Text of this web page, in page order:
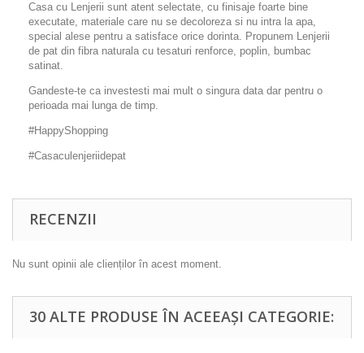
Casa cu Lenjerii sunt atent selectate, cu finisaje foarte bine
executate, materiale care nu se decoloreza si nu intra la apa,
special alese pentru a satisface orice dorinta. Propunem Lenjerii
de pat din fibra naturala cu tesaturi renforce, poplin, bumbac
satinat.
Gandeste-te ca investesti mai mult o singura data dar pentru o
perioada mai lunga de timp.
#HappyShopping
#Casaculenjeriidepat
RECENZII
Nu sunt opinii ale clienților în acest moment.
30 ALTE PRODUSE ÎN ACEEAȘI CATEGORIE: